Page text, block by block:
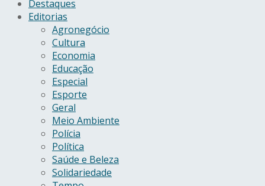
Destaques
Editorias
Agronegócio
Cultura
Economia
Educação
Especial
Esporte
Geral
Meio Ambiente
Polícia
Política
Saúde e Beleza
Solidariedade